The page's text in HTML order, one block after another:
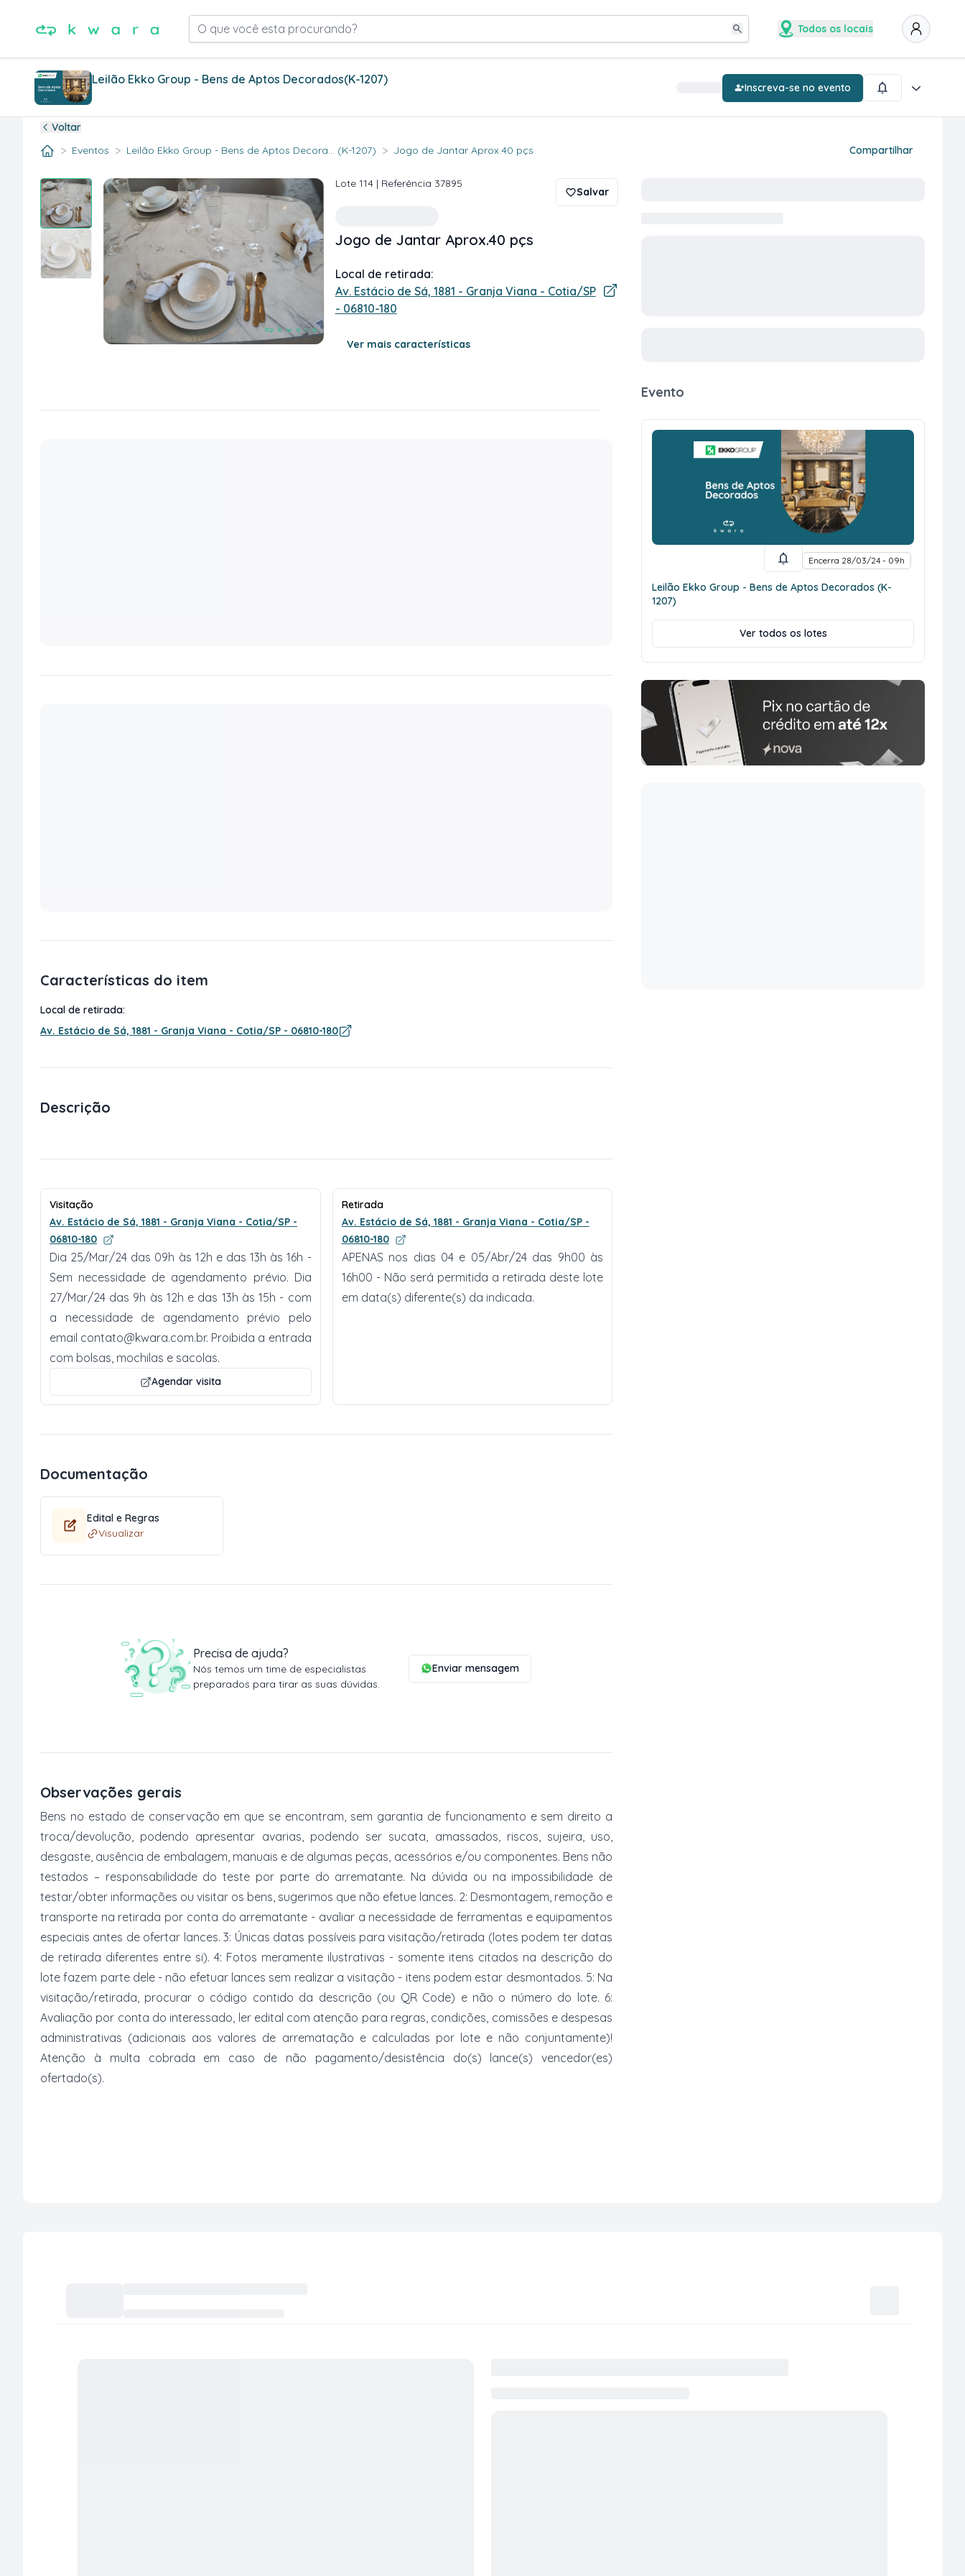
O que você esta procurando? Todos os locais
Leilão Ekko Group - Bens de Aptos Decorados(K-1207)
Inscreva-se no evento
Voltar
> Eventos > Leilão Ekko Group - Bens de Aptos Decora... (K-1207) > Jogo de Jantar Aprox.40 pçs Compartilhar
Lote 114| Referência 37895
Salvar
Jogo de Jantar Aprox.40 pçs
Local de retirada:
Av. Estácio de Sá, 1881 - Granja Viana - Cotia/SP
- 06810-180
Ver mais características
Evento
Encerra 28/03/24 - 09h
Leilão Ekko Group - Bens de Aptos Decorados (K-
1207)
Ver todos os lotes
Características do item
Local de retirada:
Av. Estácio de Sá, 1881 - Granja Viana - Cotia/SP - 06810-180
Descrição
Visitação
Av. Estácio de Sá, 1881 - Granja Viana - Cotia/SP -
06810-180
Dia 25/Mar/24 das 09h às 12h e das 13h às 16h -
Sem necessidade de agendamento prévio. Dia
27/Mar/24 das 9h às 12h e das 13h às 15h - com
a necessidade de agendamento prévio pelo
email contato@kwara.com.br. Proibida a entrada
com bolsas, mochilas e sacolas.
Agendar visita
Retirada
Av. Estácio de Sá, 1881 - Granja Viana - Cotia/SP -
06810-180
APENAS nos dias 04 e 05/Abr/24 das 9h00 às
16h00 - Não será permitida a retirada deste lote
em data(s) diferente(s) da indicada.
Documentação
Edital e Regras
Visualizar
Precisa de ajuda?
Nós temos um time de especialistas
preparados para tirar as suas dúvidas.
Enviar mensagem
Observações gerais
Bens no estado de conservação em que se encontram, sem garantia de funcionamento e sem direito a
troca/devolução, podendo apresentar avarias, podendo ser sucata, amassados, riscos, sujeira, uso,
desgaste, ausência de embalagem, manuais e de algumas peças, acessórios e/ou componentes. Bens não
testados – responsabilidade do teste por parte do arrematante. Na dúvida ou na impossibilidade de
testar/obter informações ou visitar os bens, sugerimos que não efetue lances. 2: Desmontagem, remoção e
transporte na retirada por conta do arrematante - avaliar a necessidade de ferramentas e equipamentos
especiais antes de ofertar lances. 3: Únicas datas possíveis para visitação/retirada (lotes podem ter datas
de retirada diferentes entre si). 4: Fotos meramente ilustrativas - somente itens citados na descrição do
lote fazem parte dele - não efetuar lances sem realizar a visitação - itens podem estar desmontados. 5: Na
visitação/retirada, procurar o código contido da descrição (ou QR Code) e não o número do lote. 6:
Avaliação por conta do interessado, ler edital com atenção para regras, condições, comissões e despesas
administrativas (adicionais aos valores de arrematação e calculadas por lote e não conjuntamente)!
Atenção à multa cobrada em caso de não pagamento/desistência do(s) lance(s) vencedor(es)
ofertado(s).